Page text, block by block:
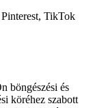
TikTok
böngészési és
köréhez szabott